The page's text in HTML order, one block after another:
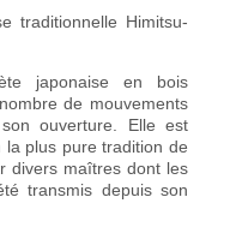
traditionnelle Himitsu-
japonaise en bois
de mouvements
ouverture. Elle est
plus pure tradition de
divers maîtres dont les
transmis depuis son